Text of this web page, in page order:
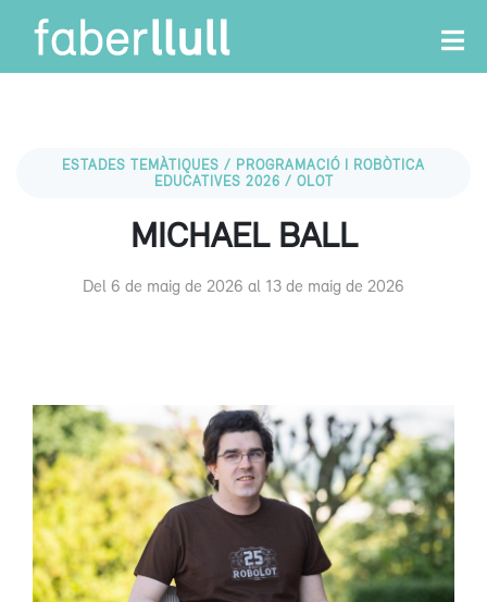
ESTADES TEMÀTIQUES / PROGRAMACIÓ I ROBÒTICA
EDUCATIVES 2026 / OLOT
MICHAEL BALL
Del 6 de maig de 2026 al 13 de maig de 2026